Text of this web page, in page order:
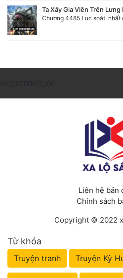
Ta Xây Gia Viên Trên
Chương 4485 Lục soát, nhất
Liên hệ bản
Chính sách
Copyright © 2022
Từ khóa
Truyện tranh Truyện Kỳ